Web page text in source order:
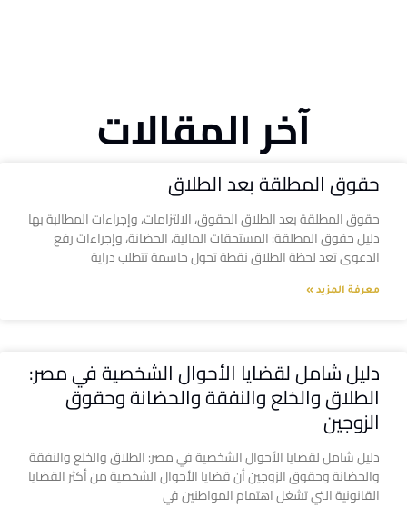
آخر المقالات
حقوق المطلقة بعد الطلاق
حقوق المطلقة بعد الطلاق الحقوق، الالتزامات، وإجراءات المطالبة بها
دليل حقوق المطلقة: المستحقات المالية، الحضانة، وإجراءات رفع
الدعوى تعد لحظة الطلاق نقطة تحول حاسمة تتطلب دراية
معرفة المزيد »
دليل شامل لقضايا الأحوال الشخصية في مصر:
الطلاق والخلع والنفقة والحضانة وحقوق
الزوجين
دليل شامل لقضايا الأحوال الشخصية في مصر: الطلاق والخلع والنفقة
والحضانة وحقوق الزوجين أن قضايا الأحوال الشخصية من أكثر القضايا
القانونية التي تشغل اهتمام المواطنين في